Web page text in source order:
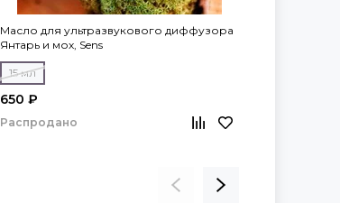
Масло для ультразвукового диффузора
Янтарь и мох, Sens
15 мл
650 ₽
Распродано